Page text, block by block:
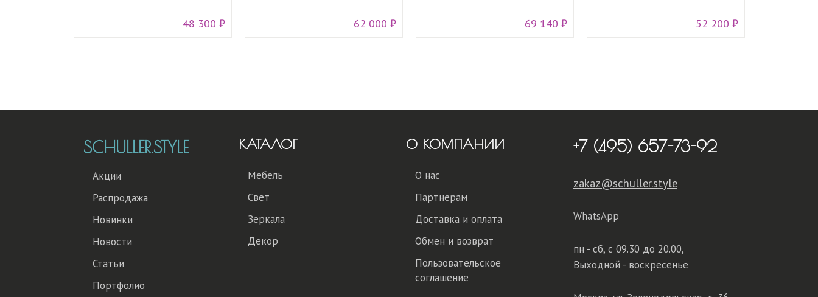
48 300 ₽ 62 000 ₽ 69 140 ₽ 52 200 ₽
SCHULLER.STYLE
Акции
Распродажа
Новинки
Новости
Статьи
Портфолио
КАТАЛОГ
Мебель
Свет
Зеркала
Декор
О КОМПАНИИ
О нас
Партнерам
Доставка и оплата
Обмен и возврат
Пользовательское
соглашение
+7 (495) 657-73-92
zakaz@schuller.style
WhatsApp
пн - сб, с 09.30 до 20.00,
Выходной - воскресенье